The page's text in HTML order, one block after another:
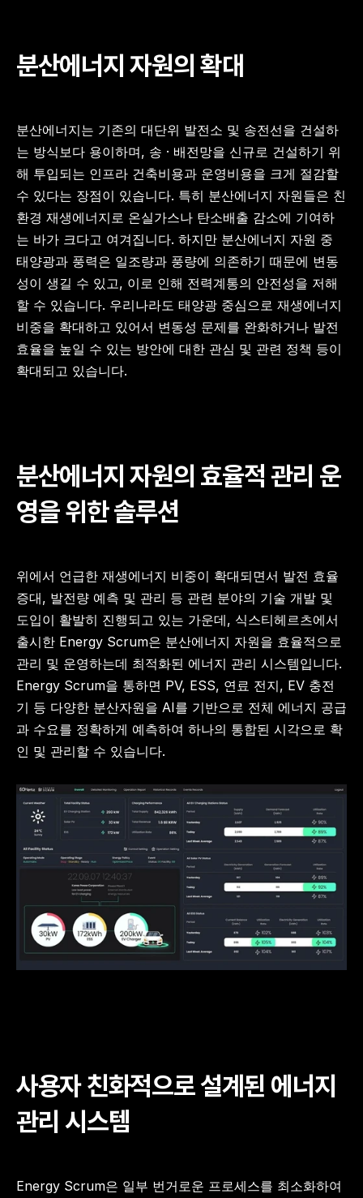
분산에너지 자원의 확대
분산에너지는 기존의 대단위 발전소 및 송전선을 건설하
는 방식보다 용이하며, 송 · 배전망을 신규로 건설하기 위
해 투입되는 인프라 건축비용과 운영비용을 크게 절감할
수 있다는 장점이 있습니다. 특히 분산에너지 자원들은 친
환경 재생에너지로 온실가스나 탄소배출 감소에 기여하
는 바가 크다고 여겨집니다. 하지만 분산에너지 자원 중
태양광과 풍력은 일조량과 풍량에 의존하기 때문에 변동
성이 생길 수 있고, 이로 인해 전력계통의 안전성을 저해
할 수 있습니다. 우리나라도 태양광 중심으로 재생에너지
비중을 확대하고 있어서 변동성 문제를 완화하거나 발전
효율을 높일 수 있는 방안에 대한 관심 및 관련 정책 등이
확대되고 있습니다.
분산에너지 자원의 효율적 관리 운
영을 위한 솔루션
위에서 언급한 재생에너지 비중이 확대되면서 발전 효율
증대, 발전량 예측 및 관리 등 관련 분야의 기술 개발 및
도입이 활발히 진행되고 있는 가운데, 식스티헤르츠에서
출시한 Energy Scrum은 분산에너지 자원을 효율적으로
관리 및 운영하는데 최적화된 에너지 관리 시스템입니다.
Energy Scrum을 통하면 PV, ESS, 연료 전지, EV 충전
기 등 다양한 분산자원을 AI를 기반으로 전체 에너지 공급
과 수요를 정확하게 예측하여 하나의 통합된 시각으로 확
인 및 관리할 수 있습니다.
사용자 친화적으로 설계된 에너지
관리 시스템
Energy Scrum은 일부 번거로운 프로세스를 최소화하여